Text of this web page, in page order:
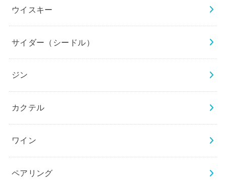
ウイスキー
サイダー（シードル）
ジン
カクテル
ワイン
ペアリング